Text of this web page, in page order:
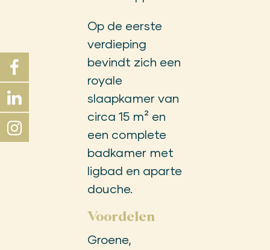
Op de eerste
verdieping
bevindt zich een
royale
slaapkamer van
circa 15 m² en
een complete
badkamer met
ligbad en aparte
douche.
Voordelen
Groene,